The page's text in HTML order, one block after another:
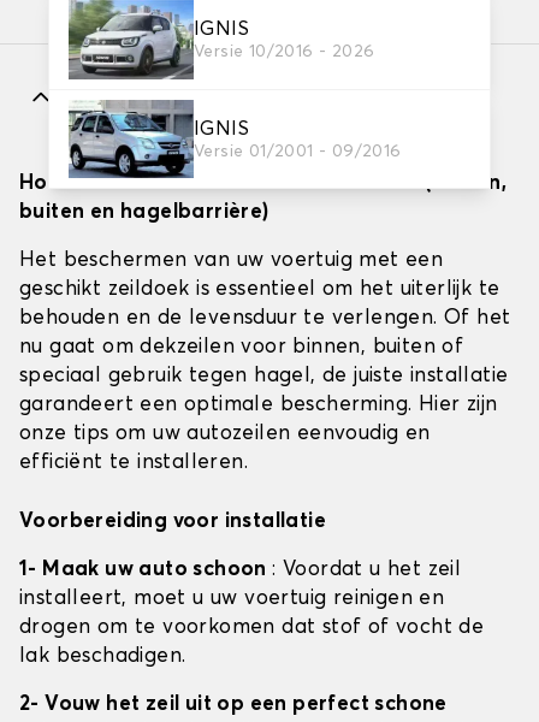
IGNIS
Versie 10/2016 - 2026
IGNIS
Versie 01/2001 - 09/2016
Kenmerken
Hoe autodekzeilen effectief installeren (binnen,
buiten en hagelbarrière)
Het beschermen van uw voertuig met een
geschikt zeildoek is essentieel om het uiterlijk te
behouden en de levensduur te verlengen. Of het
nu gaat om dekzeilen voor binnen, buiten of
speciaal gebruik tegen hagel, de juiste installatie
garandeert een optimale bescherming. Hier zijn
onze tips om uw autozeilen eenvoudig en
efficiënt te installeren.
Voorbereiding voor installatie
1- Maak uw auto schoon: Voordat u het zeil
installeert, moet u uw voertuig reinigen en
drogen om te voorkomen dat stof of vocht de
lak beschadigen.
2- Vouw het zeil uit op een perfect schone